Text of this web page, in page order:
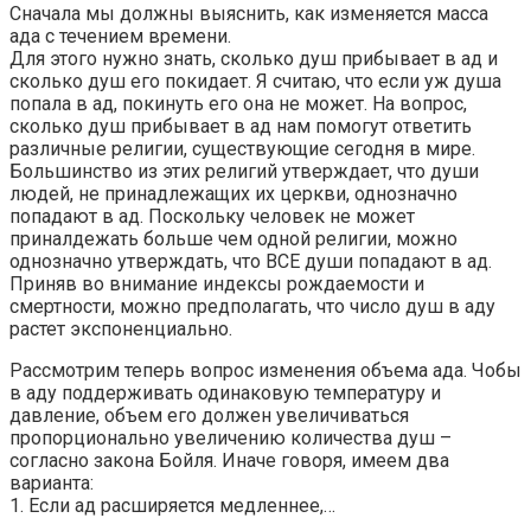
Сначала мы должны выяснить, как изменяется масса
ада с течением времени.
Для этого нужно знать, сколько душ прибывает в ад и
сколько душ его покидает. Я считаю, что если уж душа
попала в ад, покинуть его она не может. На вопрос,
сколько душ прибывает в ад нам помогут ответить
различные религии, существующие сегодня в мире.
Большинство из этих религий утверждает, что души
людей, не принадлежащих их церкви, однозначно
попадают в ад. Поскольку человек не может
приналдежать больше чем одной религии, можно
однозначно утверждать, что ВСЕ души попадают в ад.
Приняв во внимание индексы рождаемости и
смертности, можно предполагать, что число душ в аду
растет экспоненциально.
Рассмотрим теперь вопрос изменения объема ада. Чобы
в аду поддерживать одинаковую температуру и
давление, объем его должен увеличиваться
пропорционально увеличению количества душ –
согласно закона Бойля. Иначе говоря, имеем два
варианта:
1. Если ад расширяется медленнее,…